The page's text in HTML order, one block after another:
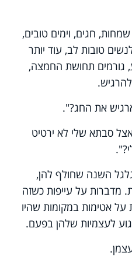
חגים, וימים טובים,
טובות לב, עוד יותר
גורמים תחושת החמצה,
את החג?".
סבתא שלי לא ירטיט
השנה שחולף להן,
מדברות על עייפות כשזה
על אטימות במקומות שהיו
לעצמיות שלהן בפעם.